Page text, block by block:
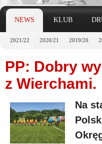
NEWS
2021/22 2020/21 2019/20
KLUB
PP: Dobry
z Wierchami.
Na